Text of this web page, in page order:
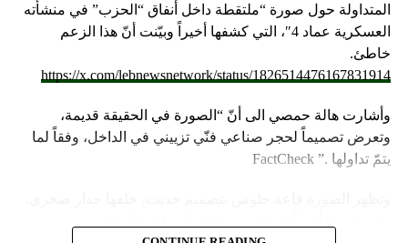
المتداولة حول صورة “ملتقطة داخل أنفاق “الحزب” في منشأته
العسكرية عماد 4″، التي كشفها أخيراً وبيّنت أنّ هذا الزعم
خاطئ.
https://x.com/lebnewsnetwork/status/1826514476167831914
وأشارت هالة حمصي الى أنّ “الصورة في الحقيقة قديمة،
وتعرض تصميماً لحجر صناعي فنّي تزييني في الداخل، وفقاً لما
يتمّ تداولها .” FactCheck